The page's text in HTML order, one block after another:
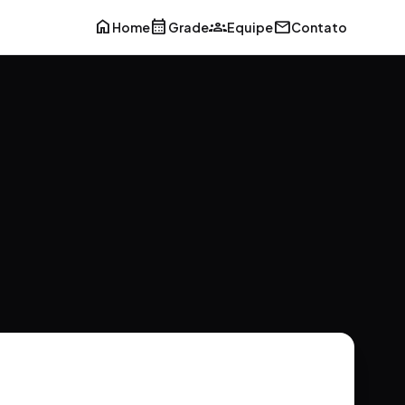
home Homecalendar_month GradegroupsEquipemailContato